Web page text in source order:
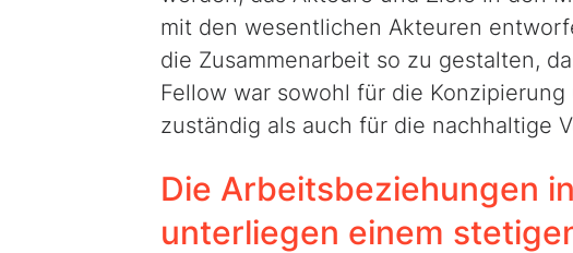
mit den wesentlichen Akteuren
die Zusammenarbeit so zu gestalten,
Fellow war sowohl für die
zuständig als auch für die nachhaltige
Die Arbeitsbeziehungen
unterliegen einem